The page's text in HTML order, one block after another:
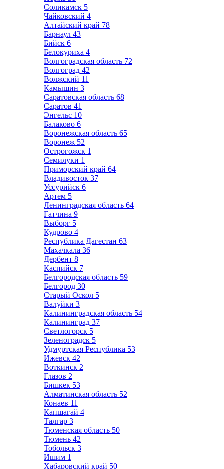
Соликамск 5
Чайковский 4
Алтайский край 78
Барнаул 43
Бийск 6
Белокуриха 4
Волгоградская область 72
Волгоград 42
Волжский 11
Камышин 3
Саратовская область 68
Саратов 41
Энгельс 10
Балаково 6
Воронежская область 65
Воронеж 52
Острогожск 1
Семилуки 1
Приморский край 64
Владивосток 37
Уссурийск 6
Артем 5
Ленинградская область 64
Гатчина 9
Выборг 5
Кудрово 4
Республика Дагестан 63
Махачкала 36
Дербент 8
Каспийск 7
Белгородская область 59
Белгород 30
Старый Оскол 5
Валуйки 3
Калининградская область 54
Калининград 37
Светлогорск 5
Зеленоградск 5
Удмуртская Республика 53
Ижевск 42
Воткинск 2
Глазов 2
Бишкек 53
Алматинская область 52
Конаев 11
Капшагай 4
Талгар 3
Тюменская область 50
Тюмень 42
Тобольск 3
Ишим 1
Хабаровский край 50